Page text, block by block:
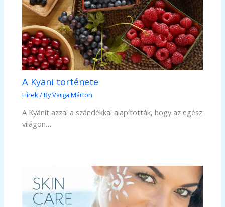
A Kyäni története
Hírek / ByVarga Márton
A Kyänit azzal a szándékkal alapították, hogy az egész
világon…